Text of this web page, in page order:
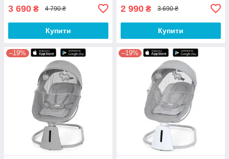
3 690 ₴ 4 790 ₴
Купити
2 990 ₴ 3 690 ₴
Купити
–19% –19%